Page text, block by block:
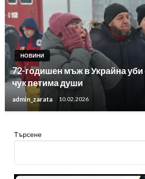
НОВИНИ
72-годишен мъж в Украйна уби
чук петима души
admin_zarata 10.02.2026
Търсене